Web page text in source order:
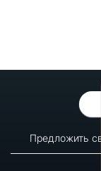
Предложить